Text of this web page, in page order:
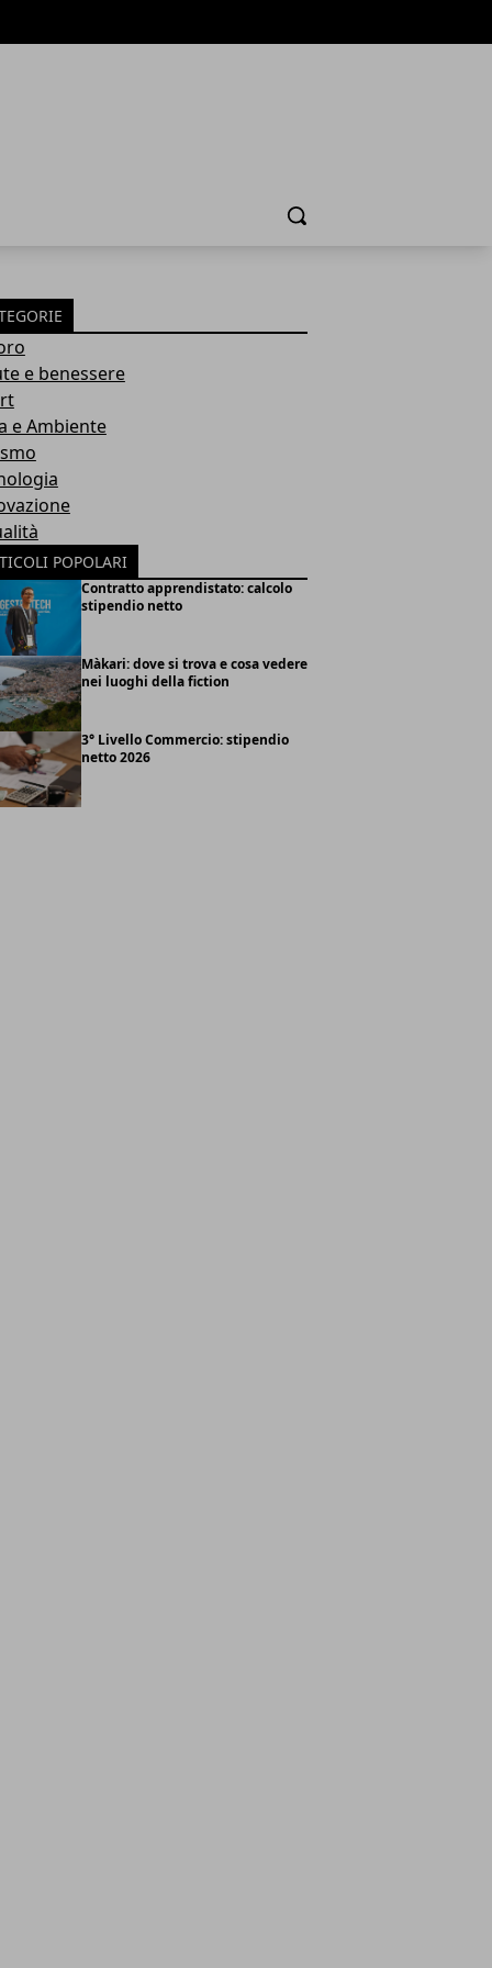
Cerca
e benessere
e Ambiente
POPOLARI
Contratto apprendistato: calcolo
stipendio netto
Màkari: dove si trova e cosa vedere
nei luoghi della fiction
3° Livello Commercio: stipendio
netto 2026